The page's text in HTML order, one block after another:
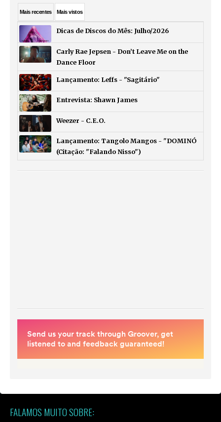
Maisrecentes Maisvistos
Dicas de Discos do Mês: Julho/2026
Carly Rae Jepsen - Don’t Leave Me on the
Dance Floor
Lançamento: Leffs - "Sagitário"
Entrevista: Shawn James
Weezer - C.E.O.
Lançamento: Tangolo Mangos - "DOMINÓ
(Citação: "Falando Nisso")
FALAMOS MUITO SOBRE: